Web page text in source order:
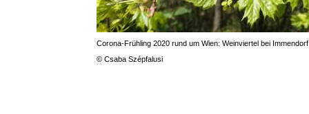
Corona-Frühling 2020 rund um Wien: Weinviertel bei
© Csaba Szépfalusi